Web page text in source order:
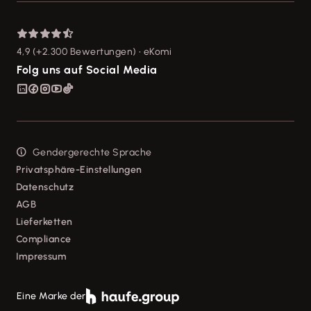
Forum
Mein Konto
Presse
Soziale Verantwortung
Karriere
Folg uns auf Social Media
 

4,9 (+2.300 Bewertungen) • eKomi
Eine Marke der
 Gendergerechte Sprache
Privatsphäre-Einstellungen
Datenschutz
AGB
Lieferketten
Compliance
Impressum